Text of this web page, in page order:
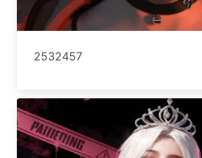
2532457